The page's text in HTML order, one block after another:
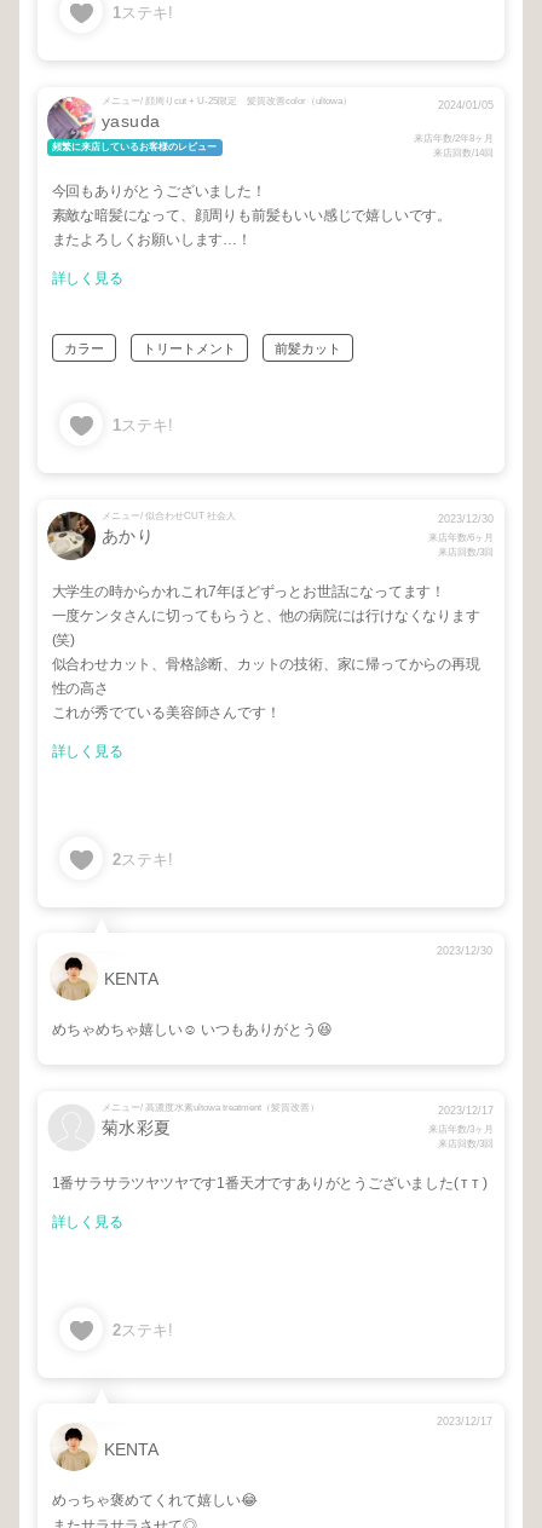
1ステキ!
メニュー/ 顔周りcut + U-25限定 髪質改善color（ultowa）
yasuda
頻繁に来店しているお客様のレビュー
2024/01/05
来店年数/2年8ヶ月
来店回数/14回
今回もありがとうございました！
素敵な暗髪になって、顔周りも前髪もいい感じで嬉しいです。
またよろしくお願いします…！
詳しく見る
カラー トリートメント 前髪カット
1ステキ!
メニュー/ 似合わせCUT 社会人
あかり
2023/12/30
来店年数/6ヶ月
来店回数/3回
大学生の時からかれこれ7年ほどずっとお世話になってます！
一度ケンタさんに切ってもらうと、他の病院には行けなくなります
(笑)
似合わせカット、骨格診断、カットの技術、家に帰ってからの再現
性の高さ
これが秀でている美容師さんです！
詳しく見る
2ステキ!
KENTA
2023/12/30
めちゃめちゃ嬉しい☺️ いつもありがとう😆
メニュー/ 高濃度水素ultowa treatment（髪質改善）
菊水彩夏
2023/12/17
来店年数/3ヶ月
来店回数/3回
1番サラサラツヤツヤです1番天才ですありがとうございました‪( т т )‬
詳しく見る
2ステキ!
KENTA
2023/12/17
めっちゃ褒めてくれて嬉しい😂